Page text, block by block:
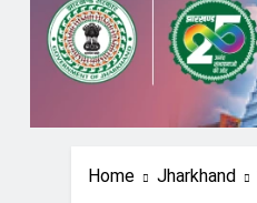
Home Jharkhand